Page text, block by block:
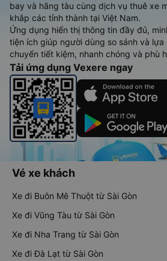
bay và hãng tàu cùng dịch vụ thuê xe
khắp các tỉnh thành tại Việt Nam.
Ứng dụng hiển thị thông tin đầy đủ,
tiện ích giúp người dùng so sánh và
chuyển tiết kiệm, nhanh chóng và phù
Tải ứng dụng Vexere ngay
Vé xe khách
Xe đi Buôn Mê Thuột từ Sài Gòn
Xe đi Vũng Tàu từ Sài Gòn
Xe đi Nha Trang từ Sài Gòn
Xe đi Đà Lạt từ Sài Gòn